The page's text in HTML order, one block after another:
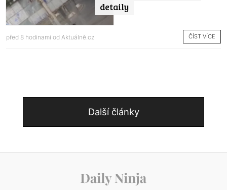
detaily
před 8 hodinami od Aktuálně.cz ČÍST VÍCE
Další články